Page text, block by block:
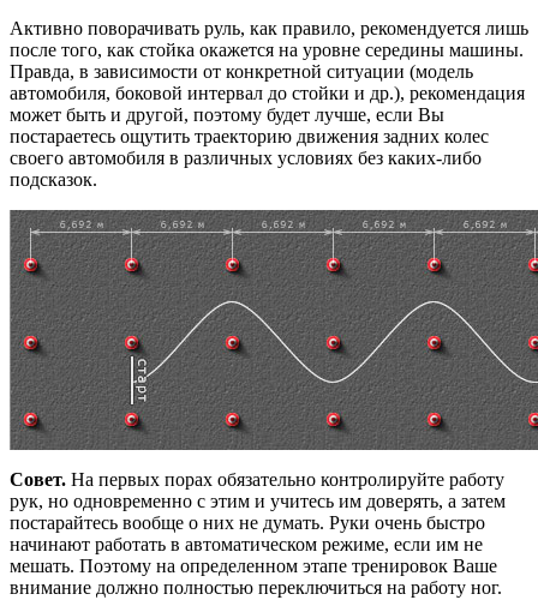
Активно поворачивать руль, как правило, рекомендуется лишь
после того, как стойка окажется на уровне середины машины.
Правда, в зависимости от конкретной ситуации (модель
автомобиля, боковой интервал до стойки и др.), рекомендация
может быть и другой, поэтому будет лучше, если Вы
постараетесь ощутить траекторию движения задних колес
своего автомобиля в различных условиях без каких-либо
подсказок.
Совет. На первых порах обязательно контролируйте работу
рук, но одновременно с этим и учитесь им доверять, а затем
постарайтесь вообще о них не думать. Руки очень быстро
начинают работать в автоматическом режиме, если им не
мешать. Поэтому на определенном этапе тренировок Ваше
внимание должно полностью переключиться на работу ног.